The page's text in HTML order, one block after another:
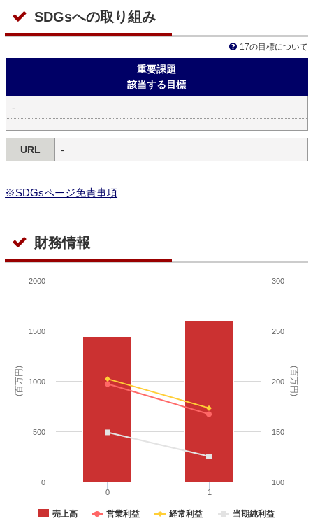
SDGsへの取り組み
17の目標について
重要課題
該当する目標
-
URL -
※SDGsページ免責事項
財務情報
(百万円) (百万円)
売上高 営業利益 経常利益 当期純利益
0 1
0
500
1000
1500
2000
100
150
200
250
300